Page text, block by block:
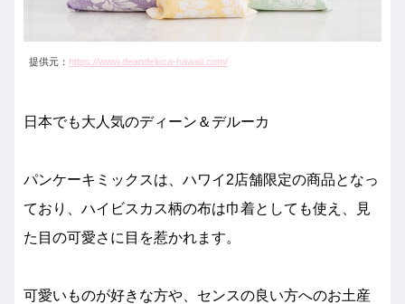
提供元： https://www.deandeluca-hawaii.com/
日本でも大人気のディーン＆デルーカ
パンケーキミックスは、ハワイ2店舗限定の商品となっ
ており、ハイビスカス柄の布は巾着としても使え、見
た目の可愛さに目を惹かれます。
可愛いものが好きな方や、センスの良い方へのお土産